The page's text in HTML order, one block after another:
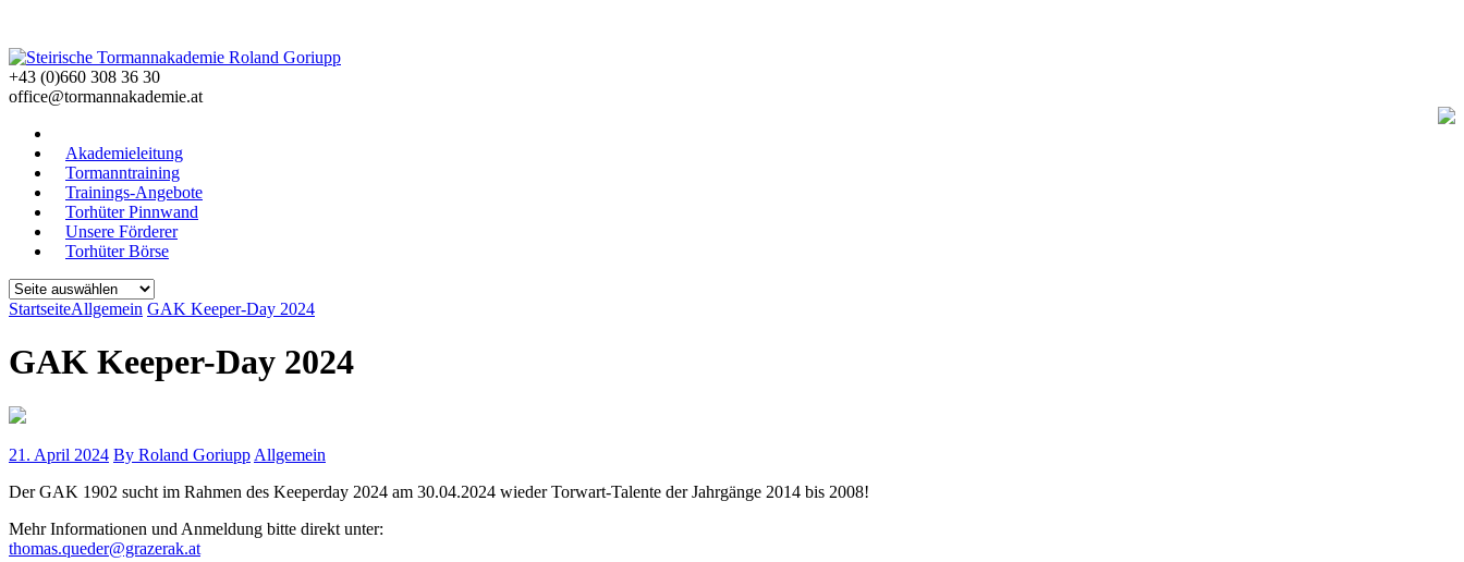
+43 (0)660 308 36 30
office@tormannakademie.at
Akademieleitung
Tormanntraining
Trainings-Angebote
Torhüter Pinnwand
Unsere Förderer
Torhüter Börse
StartseiteAllgemein GAK Keeper-Day 2024
GAK Keeper-Day 2024
21. April 2024 By Roland Goriupp Allgemein
Der GAK 1902 sucht im Rahmen des Keeperday 2024 am 30.04.2024 wieder Torwart-Talente der Jahrgänge 2014 bis 2008!
Mehr Informationen und Anmeldung bitte direkt unter:
thomas.queder@grazerak.at